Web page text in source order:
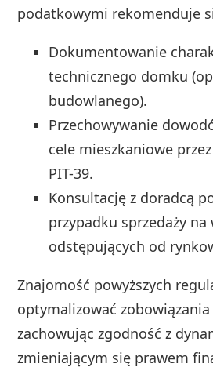
podatkowymi rekomenduje
Dokumentowanie
technicznego domku
budowlanego).
Przechowywanie
cele mieszkaniowe
PIT-39.
Konsultację z doradcą
przypadku sprzedaży na
odstępujących od
Znajomość powyższych
optymalizować
zachowując zgodność z
zmieniającym się prawem